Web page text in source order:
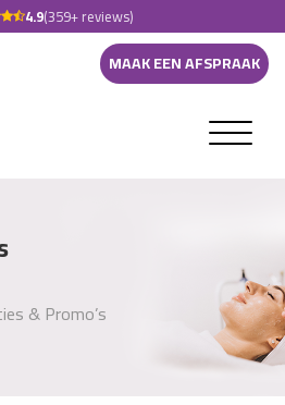
4.9(359+ reviews)
MAAK EEN AFSPRAAK
& Promo’s